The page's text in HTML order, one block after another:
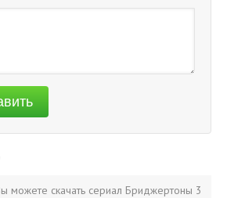
можете скачать сериал Бриджертоны 3